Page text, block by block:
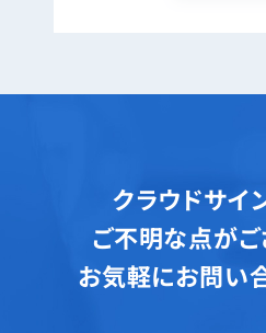
クラウドサイ
ご不明な点がご
お気軽にお問い